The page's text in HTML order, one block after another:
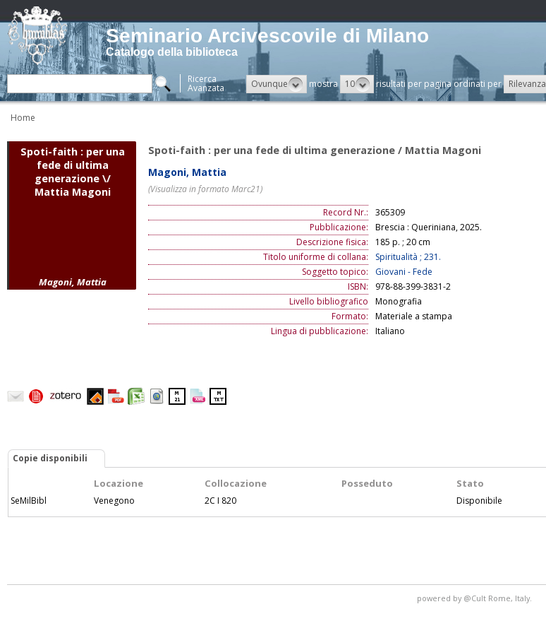
Seminario Arcivescovile di Milano
Catalogo della biblioteca
Ricerca
Avanzata Ovunque mostra 10 risultati per pagina ordinati per Rilevanza
Home
Spoti-faith : per una
fede di ultima
generazione \/
Mattia Magoni
Magoni, Mattia
Spoti-faith : per una fede di ultima generazione / Mattia Magoni
Magoni, Mattia
(Visualizza in formato Marc21)
Record Nr.:
365309
Pubblicazione:
Brescia : Queriniana, 2025.
Descrizione fisica:
185 p. ; 20 cm
Titolo uniforme di collana:
Spiritualità ; 231.
Soggetto topico:
Giovani - Fede
ISBN:
978-88-399-3831-2
Livello bibliografico
Monografia
Formato:
Materiale a stampa
Lingua di pubblicazione:
Italiano
Copie disponibili
Locazione Collocazione Posseduto Stato
SeMilBibl Venegono 2C I 820 Disponibile
powered by @Cult Rome, Italy.